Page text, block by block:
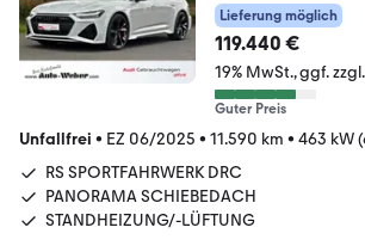
Lieferung möglich
119.440 €
19% MwSt. ggf.
Guter Preis
Unfallfrei • EZ 06/2025 • 11.590 km • 463 kW
RS SPORTFAHRWERK DRC
PANORAMA SCHIEBEDACH
STANDHEIZUNG/-LÜFTUNG